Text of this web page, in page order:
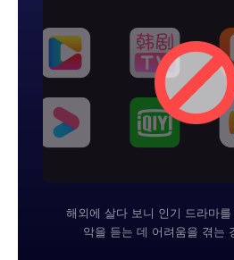
해외에 살다 보니 인기 드라마
악을 듣는 데 어려움을 겪는